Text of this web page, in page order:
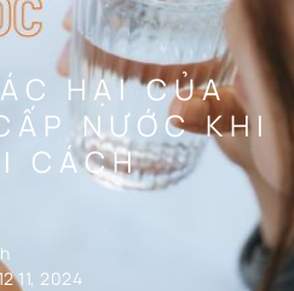
HẠI CỦA
NƯỚC KHI
CÁCH
11, 2024